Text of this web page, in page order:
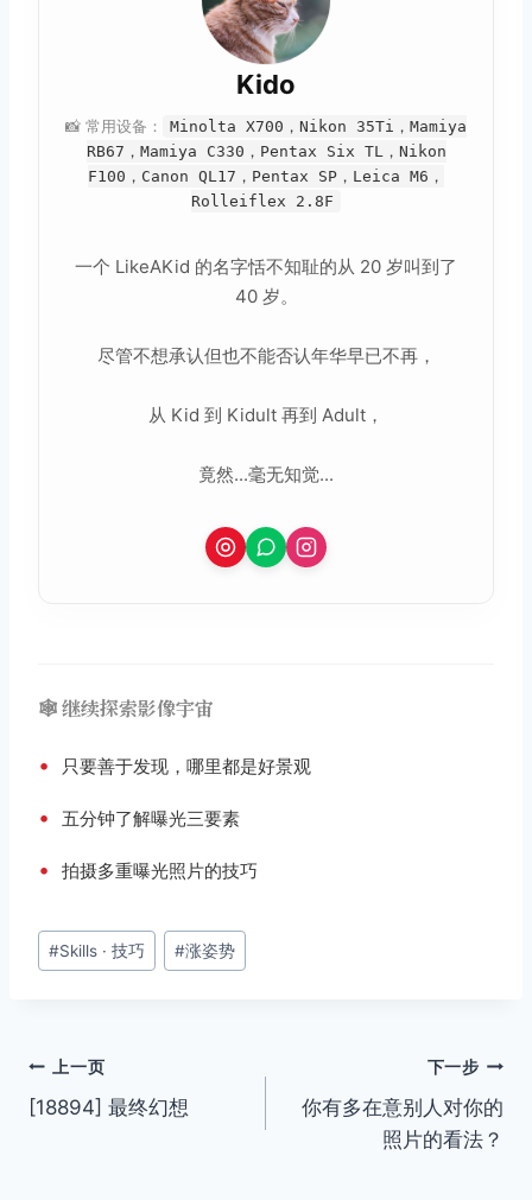
Kido
📸 常用设备：
Minolta X700，Nikon 35Ti，Mamiya
RB67，Mamiya C330，Pentax Six TL，Nikon
F100，Canon QL17，Pentax SP，Leica M6，
Rolleiflex 2.8F
一个 LikeAKid 的名字恬不知耻的从 20 岁叫到了
40 岁。
尽管不想承认但也不能否认年华早已不再，
从 Kid 到 Kidult 再到 Adult，
竟然...毫无知觉...
🕸️ 继续探索影像宇宙
• 只要善于发现，哪里都是好景观
• 五分钟了解曝光三要素
• 拍摄多重曝光照片的技巧
文
章
#Skills · 技巧 #涨姿势
文
章
上一页
[18894] 最终幻想
下一步
你有多在意别人对你的
照片的看法？